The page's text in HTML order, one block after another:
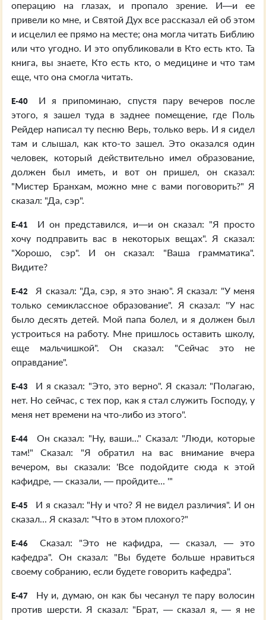
операцию на глазах, и пропало зрение. И—и ее
привели ко мне, и Святой Дух все рассказал ей об этом
и исцелил ее прямо на месте; она могла читать Библию
или что угодно. И это опубликовали в Кто есть кто. Та
книга, вы знаете, Кто есть кто, о медицине и что там
еще, что она смогла читать.
E-40
И я припоминаю, спустя пару вечеров после
этого, я зашел туда в заднее помещение, где Поль
Рейдер написал ту песню Верь, только верь. И я сидел
там и слышал, как кто-то зашел. Это оказался один
человек, который действительно имел образование,
должен был иметь, и вот он пришел, он сказал:
"Мистер Бранхам, можно мне с вами поговорить?" Я
сказал: "Да, сэр".
E-41
И он представился, и—и он сказал: "Я просто
хочу подправить вас в некоторых вещах". Я сказал:
"Хорошо, сэр". И он сказал: "Ваша грамматика".
Видите?
E-42
Я сказал: "Да, сэр, я это знаю". Я сказал: "У меня
только семиклассное образование". Я сказал: "У нас
было десять детей. Мой папа болел, и я должен был
устроиться на работу. Мне пришлось оставить школу,
еще мальчишкой". Он сказал: "Сейчас это не
оправдание".
E-43
И я сказал: "Это, это верно". Я сказал: "Полагаю,
нет. Но сейчас, с тех пор, как я стал служить Господу, у
меня нет времени на что-либо из этого".
E-44
Он сказал: "Ну, ваши..." Сказал: "Люди, которые
там!" Сказал: "Я обратил на вас внимание вчера
вечером, вы сказали: 'Все подойдите сюда к этой
кафидре, — сказали, — пройдите... '"
E-45
И я сказал: "Ну и что? Я не видел различия". И он
сказал... Я сказал: "Что в этом плохого?"
E-46
Сказал: "Это не кафидра, — сказал, — это
кафедра". Он сказал: "Вы будете больше нравиться
своему собранию, если будете говорить кафедра".
E-47
Ну и, думаю, он как бы чесанул те пару волосин
против шерсти. Я сказал: "Брат, — сказал я, — я не